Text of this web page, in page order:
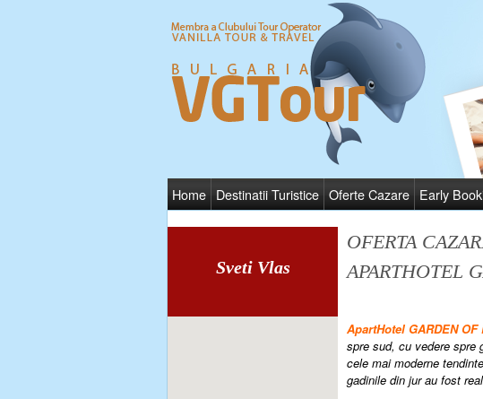
Home Destinatii Turistice Oferte Cazare Early
Sveti Vlas
OFERTA
APARTHOTEL
ApartHotel GARDEN OF
spre sud, cu vedere spre
cele mai moderne
gadinile din jur au fost